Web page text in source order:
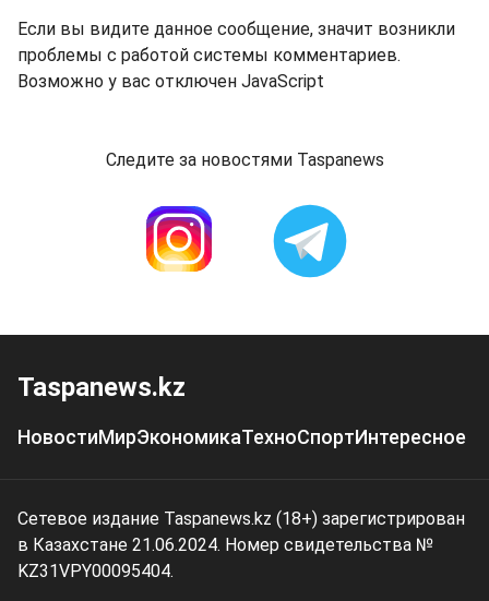
Если вы видите данное сообщение, значит возникли
проблемы с работой системы комментариев.
Возможно у вас отключен JavaScript
Следите за новостями Taspanews
Taspanews.kz
НовостиМирЭкономикаТехноСпортИнтересное
Сетевое издание Taspanews.kz (18+) зарегистрирован
в Казахстане 21.06.2024. Номер свидетельства №
KZ31VPY00095404.